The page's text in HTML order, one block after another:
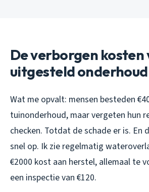
De verborgen kosten
uitgesteld onderhoud
Wat me opvalt: mensen besteden
tuinonderhoud, maar vergeten hun
checken. Totdat de schade er is. En
snel op. Ik zie regelmatig
€2000 kost aan herstel, allemaal te
een inspectie van €120.